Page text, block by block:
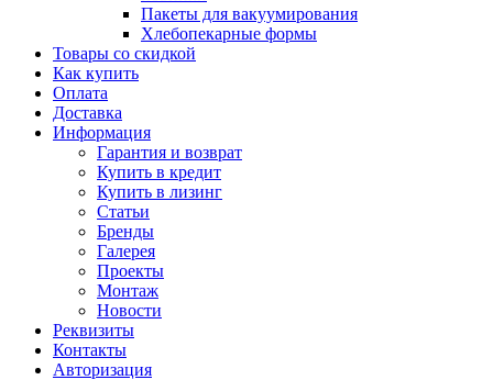
Пакеты для вакуумирования
Хлебопекарные формы
Товары со скидкой
Как купить
Оплата
Доставка
Информация
Гарантия и возврат
Купить в кредит
Купить в лизинг
Статьи
Бренды
Галерея
Проекты
Монтаж
Новости
Реквизиты
Контакты
Авторизация